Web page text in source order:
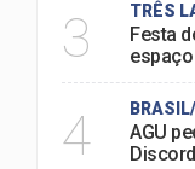
3 TRÊS
Festa
espaço
4
AGU